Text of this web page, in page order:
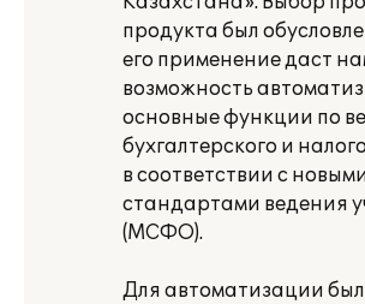
продукта был
его применение даст
возможность
основные функции по
бухгалтерского и
в соответствии с новыми
стандартами ведения
(МСФО).
Для автоматизации